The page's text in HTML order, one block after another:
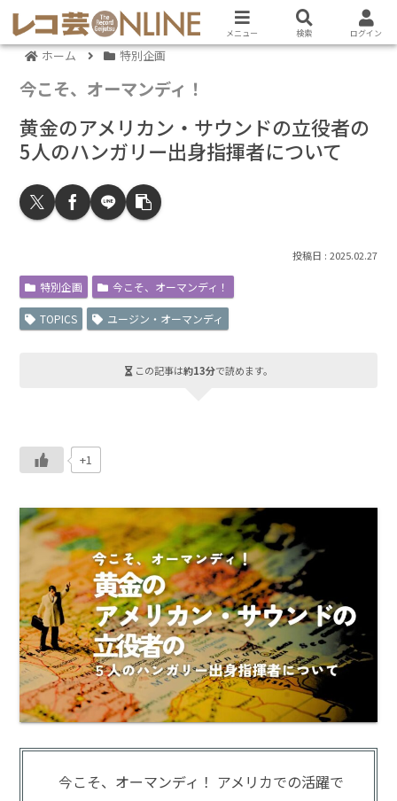
ホーム 特別企画
今こそ、オーマンディ！
黄金のアメリカン・サウンドの立役者の
5人のハンガリー出身指揮者について
2025.02.27
特別企画 今こそ、オーマンディ！
TOPICS ユージン・オーマンディ
この記事は約13分で読めます。
+1
今こそ、オーマンディ！ アメリカでの活躍で
メニュー 検索 ログイン